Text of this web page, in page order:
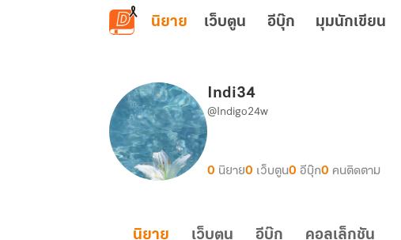
ข้ามไปยังเนื้อหาหลัก
นิยาย เว็บตูน อีบุ๊ก มุมนักเขียน
Indi34
@Indigo24w
0 นิยาย0 เว็บตูน0 อีบุ๊ก0 คนติดตาม
นิยาย เว็บตูน อีบุ๊ก คอลเล็กชัน